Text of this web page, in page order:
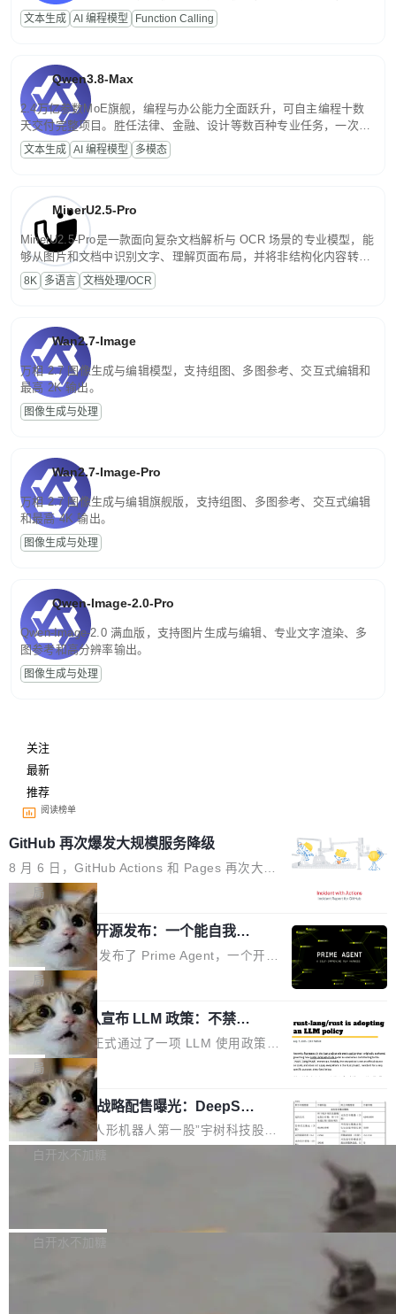
高并发、轻量化任务，适合日常对话、内容创作、基础 RAG、批量
文案处理等普惠刚需场景。
文本生成 AI 编程模型 Function Calling
Qwen3.8-Max
2.4万亿参数MoE旗舰，编程与办公能力全面跃升，可自主编程十数
天交付完整项目。胜任法律、金融、设计等数百种专业任务，一次对
话端到端交付生产级成果。原生视觉理解贯穿规划、执行与验证全流
程，支持超长文档与长视频的深度语义解析。长程任务中自主规划与
文本生成 AI 编程模型 多模态
MinerU2.5-Pro
MinerU2.5-Pro是一款面向复杂文档解析与 OCR 场景的专业模型，能
够从图片和文档中识别文字、理解页面布局，并将非结构化内容转换
为便于存储、检索和二次处理的结构化结果。
8K 多语言 文档处理/OCR
Wan2.7-Image
万相 2.7 图像生成与编辑模型，支持组图、多图参考、交互式编辑和
最高 2K 输出。
图像生成与处理
Wan2.7-Image-Pro
万相 2.7 图像生成与编辑旗舰版，支持组图、多图参考、交互式编辑
和最高 4K 输出。
图像生成与处理
Qwen-Image-2.0-Pro
Qwen-Image-2.0 满血版，支持图片生成与编辑、专业文字渲染、多
图参考和高分辨率输出。
图像生成与处理
关注
最新
推荐
阅读榜单
GitHub 再次爆发大规模服务降级
8 月 6 日，GitHub Actions 和 Pages 再次大规
模服务降级，Actions 完全不可用超过 5 小时，
webhook 停发，连自托管 runner 也因调度层故
障无法工作。Pages、Copilot code review、C
opilot coding agent 全部受影响。从检测到完全
恢复，大约 12 小时。 这是 2026 年 8 月的第六
起事故，其中四起与 AI/Copilot 服务相关。 Git
Hub 员工 kdaigle 在 HN 讨论中贴出了一组数
据：2025 年全年 10 亿次 commit。现在，每周
2.75 亿次，全年预计 140 亿次。GitHub...
局
Prime Agent 开源发布：一个能自我改
进的编程 Agent，ARC-AGI 3 超越人类
专家基线
Prime Intellect 发布了 Prime Agent，一个开源
的编程 Agent Harness，核心设计围绕两个抽
象：Recursive Language Model（RLM）和 C
ontinual Harness。在 ARC-AGI 3 基准测试
上，Prime Agent + Opus 5 的组合达到了 95.
5% RHAE Best@1，超过了 ARC 报告的人类专
家基线 95.4%。 不是又一个 coding agent 包装
器 Prime Agent 的架构和市面上大多数 coding
agent 有本质区别。大多数 agent harness 的设
计是基于早期模型的能力—...
局
Rust 项目团队宣布 LLM 政策：不禁
止，但你要承认哪些代码不是你写的
Rust 语言项目正式通过了一项 LLM 使用政策，
覆盖 rust-lang/rust 单一仓库的代码贡献。这不
是项目级别的官方立场，目前由五个团队采纳，
但它可能是主流开源项目中关于 AI 辅助贡献最
细致的一份规则。 政策的核心只有一句话：LLM
可以用来分析、提炼、审阅、建议，但不能用来
不得生成涉及安全性的关键变更，除非作者本身
局
宇树科技 IPO 战略配售曝光：DeepSe
ek 获配 93.3 万股，锁定 36 个月
8月6日晚间，“人形机器人第一股”宇树科技股份
有限公司披露IPO发行价格及战略配售结果，杭
36个月。 公告显示，本次宇树科技战略配售对
白开水不加糖
Bug fixes and enhancements 修复多次传递同
白开水不加糖